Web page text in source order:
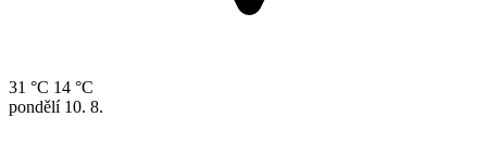
31 °C 14 °C
pondělí 10. 8.